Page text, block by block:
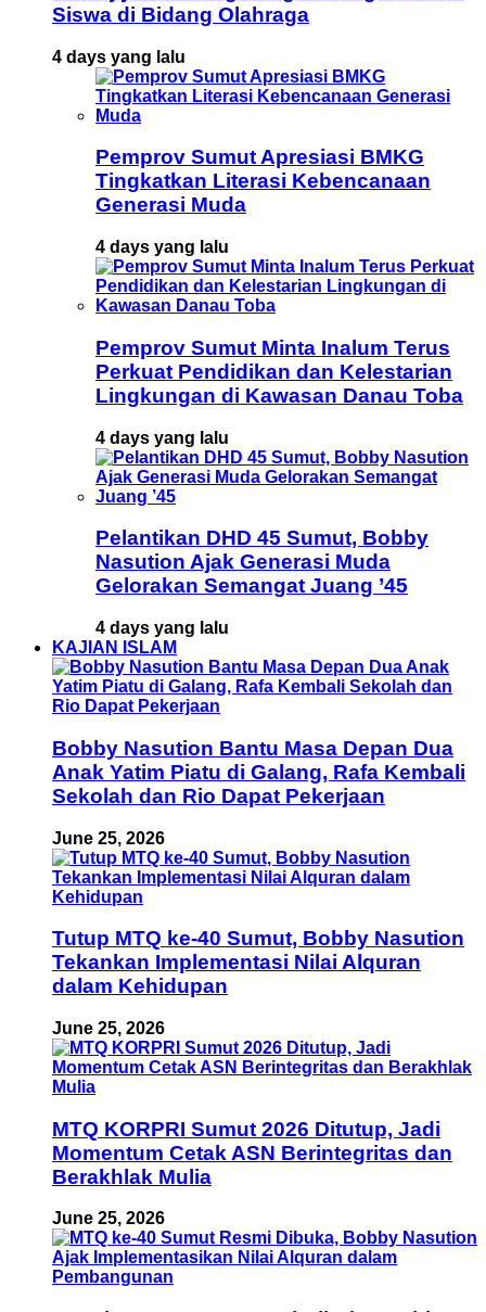
Siswa di Bidang Olahraga
4 days yang lalu
Pemprov Sumut Apresiasi BMKG
Tingkatkan Literasi Kebencanaan
Generasi Muda
4 days yang lalu
Pemprov Sumut Minta Inalum Terus
Perkuat Pendidikan dan Kelestarian
Lingkungan di Kawasan Danau Toba
4 days yang lalu
Pelantikan DHD 45 Sumut, Bobby
Nasution Ajak Generasi Muda
Gelorakan Semangat Juang ’45
4 days yang lalu
KAJIAN ISLAM
Bobby Nasution Bantu Masa Depan Dua
Anak Yatim Piatu di Galang, Rafa Kembali
Sekolah dan Rio Dapat Pekerjaan
June 25, 2026
Tutup MTQ ke-40 Sumut, Bobby Nasution
Tekankan Implementasi Nilai Alquran
dalam Kehidupan
June 25, 2026
MTQ KORPRI Sumut 2026 Ditutup, Jadi
Momentum Cetak ASN Berintegritas dan
Berakhlak Mulia
June 25, 2026